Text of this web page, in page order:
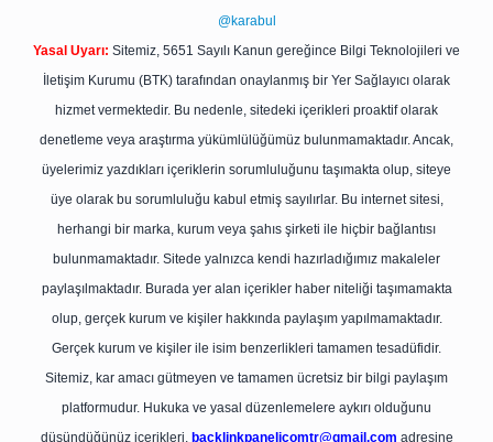
@karabul
Yasal Uyarı: Sitemiz, 5651 Sayılı Kanun gereğince Bilgi Teknolojileri ve
İletişim Kurumu (BTK) tarafından onaylanmış bir Yer Sağlayıcı olarak
hizmet vermektedir. Bu nedenle, sitedeki içerikleri proaktif olarak
denetleme veya araştırma yükümlülüğümüz bulunmamaktadır. Ancak,
üyelerimiz yazdıkları içeriklerin sorumluluğunu taşımakta olup, siteye
üye olarak bu sorumluluğu kabul etmiş sayılırlar. Bu internet sitesi,
herhangi bir marka, kurum veya şahıs şirketi ile hiçbir bağlantısı
bulunmamaktadır. Sitede yalnızca kendi hazırladığımız makaleler
paylaşılmaktadır. Burada yer alan içerikler haber niteliği taşımamakta
olup, gerçek kurum ve kişiler hakkında paylaşım yapılmamaktadır.
Gerçek kurum ve kişiler ile isim benzerlikleri tamamen tesadüfidir.
Sitemiz, kar amacı gütmeyen ve tamamen ücretsiz bir bilgi paylaşım
platformudur. Hukuka ve yasal düzenlemelere aykırı olduğunu
düşündüğünüz içerikleri, backlinkpanelicomtr@gmail.com adresine